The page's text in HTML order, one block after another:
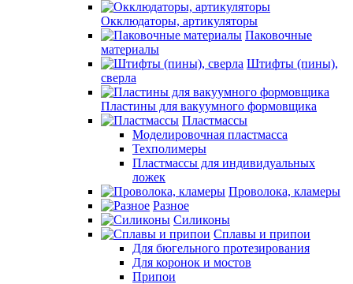
Окклюдаторы, артикуляторы
Паковочные
материалы
Штифты (пины),
сверла
Пластины для вакуумного формовщика
Пластмассы
Моделировочная пластмасса
Техполимеры
Пластмассы для индивидуальных
ложек
Проволока, кламеры
Разное
Силиконы
Сплавы и припои
Для бюгельного протезирования
Для коронок и мостов
Припои